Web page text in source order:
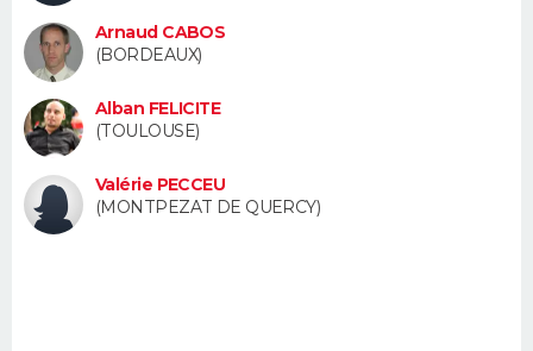
Dictionnaire
Biographies
Citations
Expressions
Proverbes
PROGRAMME TV
COPAINS D'AVANT
S'inscrire
Se connecter
Lycées
Collèges
Primaires
Universités
Entreprises
Service militaire
Avis de recherche
AVIS DE DÉCÈS
FORUM
Bricolage
Lifestyle
Culture
Sport
Auto
Television
Voyage
Cinema
Arnaud CABOS
(BORDEAUX)
Alban FELICITE
(TOULOUSE)
Valérie PECCEU
(MONTPEZAT DE QUERCY)